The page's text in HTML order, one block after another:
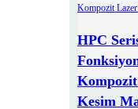
HPC
Kesim